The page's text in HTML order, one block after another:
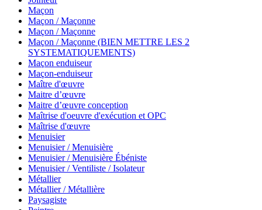
Maçon
Maçon / Maçonne
Maçon / Maçonne
Maçon / Maçonne (BIEN METTRE LES 2
SYSTEMATIQUEMENTS)
Maçon enduiseur
Maçon-enduiseur
Maître d'œuvre
Maitre d’œuvre
Maitre d’œuvre conception
Maîtrise d'oeuvre d'exécution et OPC
Maîtrise d'œuvre
Menuisier
Menuisier / Menuisière
Menuisier / Menuisière Ébéniste
Menuisier / Ventiliste / Isolateur
Métallier
Métallier / Métallière
Paysagiste